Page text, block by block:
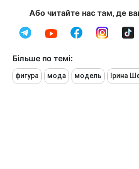
Або читайте нас там, де
Більше по темі:
фигура мода модель Ірина